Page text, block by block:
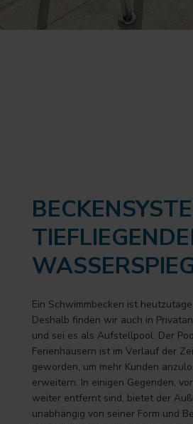
Ein Schwimmbecken ist
Deshalb finden wir auch in
und sei es als Aufstellpool. Der
Ferienhäusern ist im Verlauf der
geworden, um mehr Kunden
erweitern. In einigen Gegenden,
weiter entfernt sind, bietet der
unabhängig von seiner Form und